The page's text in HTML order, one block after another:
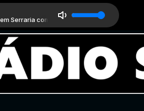
Serraria com Rufine
- Parte 03